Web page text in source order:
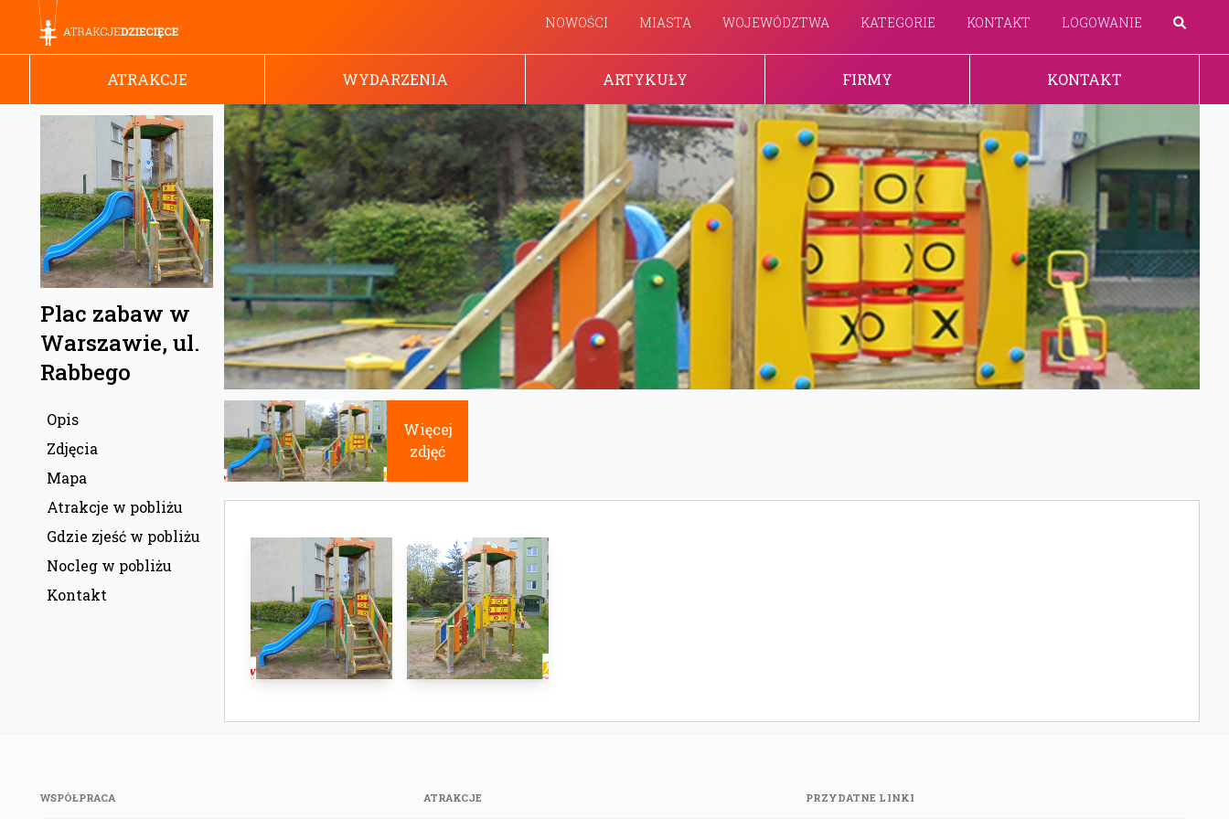
NOWOŚCI MIASTA WOJEWÓDZTWA KATEGORIE KONTAKT LOGOWANIE
ATRAKCJE WYDARZENIA ARTYKUŁY FIRMY KONTAKT
Plac zabaw w
Warszawie, ul.
Rabbego
Opis
Zdjęcia
Mapa
Atrakcje w pobliżu
Gdzie zjeść w pobliżu
Nocleg w pobliżu
Kontakt
Więcej
zdjęć
WSPÓŁPRACA ATRAKCJE PRZYDATNE LINKI